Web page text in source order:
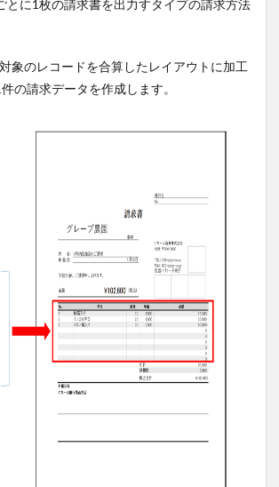
とに1枚の請求書を出力すタイプの請求方法
象のレコードを合算したレイアウトに加工
の請求データを作成します。